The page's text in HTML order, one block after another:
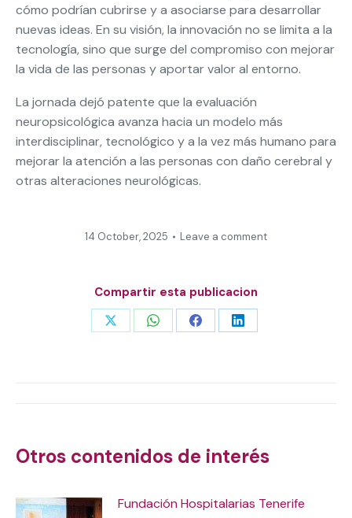
cómo podrían cubrirse y a asociarse para desarrollar
nuevas ideas. En su visión, la innovación no se limita a la
tecnología, sino que surge del compromiso con mejorar
la vida de las personas y aportar valor al entorno.
La jornada dejó patente que la evaluación
neuropsicológica avanza hacia un modelo más
interdisciplinar, tecnológico y a la vez más humano para
mejorar la atención a las personas con daño cerebral y
otras alteraciones neurológicas.
14 October, 2025 Leave a comment
Compartir esta publicacion
Share Share Share Share
Otros contenidos de interés
Fundación Hospitalarias Tenerife